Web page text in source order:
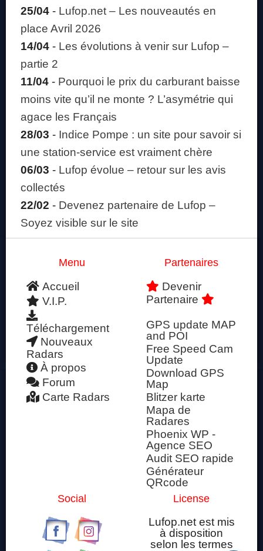
25/04 - Lufop.net – Les nouveautés en
place Avril 2026
14/04 - Les évolutions à venir sur Lufop –
partie 2
11/04 - Pourquoi le prix du carburant baisse
moins vite qu’il ne monte ? L’asymétrie qui
agace les Français
28/03 - Indice Pompe : un site pour savoir si
une station-service est vraiment chère
06/03 - Lufop évolue – retour sur les avis
collectés
22/02 - Devenez partenaire de Lufop –
Soyez visible sur le site
Menu
Accueil
V.I.P.
Téléchargement
Nouveaux
Radars
À propos
Forum
Carte Radars
Partenaires
Devenir
Partenaire
GPS update MAP
and POI
Free Speed Cam
Update
Download GPS
Map
Blitzer karte
Mapa de
Radares
Phoenix WP -
Agence SEO
Audit SEO rapide
Générateur
QRcode
Social License
Lufop.net est mis
à disposition
selon les termes